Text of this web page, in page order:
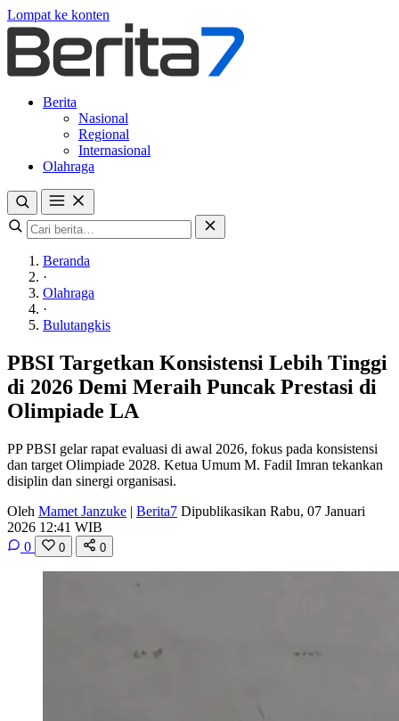
Lompat ke konten
Berita
Nasional
Regional
Internasional
Olahraga
Beranda
·
Olahraga
·
Bulutangkis
PBSI Targetkan Konsistensi Lebih Tinggi
di 2026 Demi Meraih Puncak Prestasi di
Olimpiade LA
PP PBSI gelar rapat evaluasi di awal 2026, fokus pada konsistensi
dan target Olimpiade 2028. Ketua Umum M. Fadil Imran tekankan
disiplin dan sinergi organisasi.
Oleh Mamet Janzuke | Berita7 Dipublikasikan Rabu, 07 Januari
2026 12:41 WIB
0
0 0